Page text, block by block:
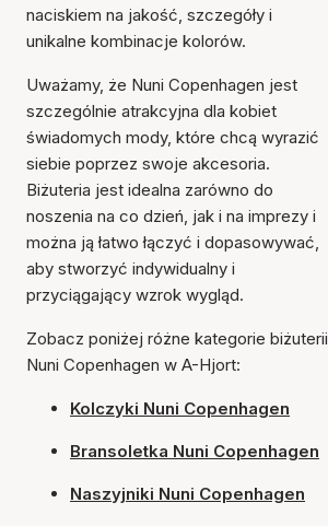
naciskiem na jakość, szczegóły i
unikalne kombinacje kolorów.
Uważamy, że Nuni Copenhagen jest
szczególnie atrakcyjna dla kobiet
świadomych mody, które chcą wyrazić
siebie poprzez swoje akcesoria.
Biżuteria jest idealna zarówno do
noszenia na co dzień, jak i na imprezy i
można ją łatwo łączyć i dopasowywać,
aby stworzyć indywidualny i
przyciągający wzrok wygląd.
Zobacz poniżej różne kategorie biżuterii
Nuni Copenhagen w A-Hjort:
Kolczyki Nuni Copenhagen
Bransoletka Nuni Copenhagen
Naszyjniki Nuni Copenhagen